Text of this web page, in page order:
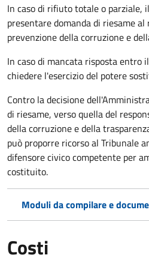
In caso di rifiuto totale o parziale,
presentare domanda di riesame al
prevenzione della corruzione e
In caso di mancata risposta entro
chiedere l'esercizio del potere
Contro la decisione
di riesame, verso quella del
della corruzione e della
può proporre ricorso al Tribunale
difensore civico competente per
costituito.
Moduli da compilare e
Costi